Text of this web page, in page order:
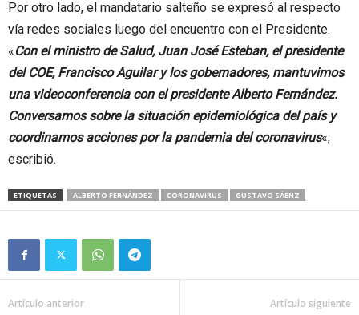
Por otro lado, el mandatario salteño se expresó al respecto
vía redes sociales luego del encuentro con el Presidente.
«Con el ministro de Salud, Juan José Esteban, el presidente
del COE, Francisco Aguilar y los gobernadores, mantuvimos
una videoconferencia con el presidente Alberto Fernández.
Conversamos sobre la situación epidemiológica del país y
coordinamos acciones por la pandemia del coronavirus«,
escribió.
ETIQUETAS ALBERTO FERNÁNDEZ CORONAVIRUS GUSTAVO SÁENZ
Artículo anterior Artículo siguiente